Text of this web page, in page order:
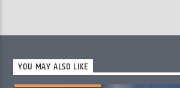
YOU MAY ALSO LIKE